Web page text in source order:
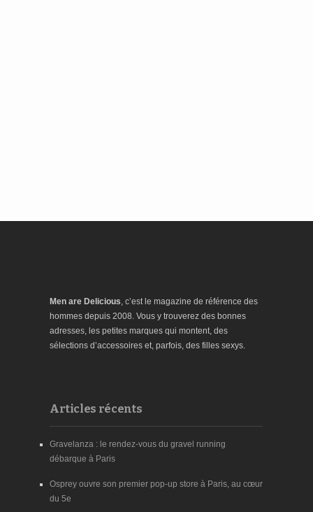
Men are Delicious, c’est le magazine de référence des
hommes depuis 2008. Vous y trouverez des bonnes
adresses, les petites marques qui montent, des
sélections d’accessoires et, parfois, des filles sexys.
Articles récents
Gravelanza : le rendez-vous du gravel running
débarque à Paris
Osprey ouvre son premier pop-up store à Paris, au cœur
du 5e